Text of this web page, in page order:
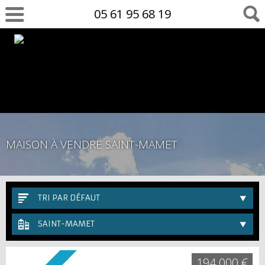
05 61 95 68 19
MAISON À VENDRE SAINT-MAMET
TRI PAR DÉFAUT
SAINT-MAMET